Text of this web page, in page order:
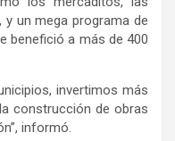
y un mega programa de
benefició a más de 400
invertimos más
construcción de obras
informó.